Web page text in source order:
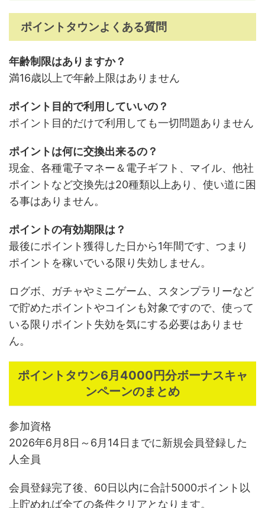
ポイントタウンよくある質問
年齢制限はありますか？
満16歳以上で年齢上限はありません
ポイント目的で利用していいの？
ポイント目的だけで利用しても一切問題ありません
ポイントは何に交換出来るの？
現金、各種電子マネー＆電子ギフト、マイル、他社
ポイントなど交換先は20種類以上あり、使い道に困
る事はありません。
ポイントの有効期限は？
最後にポイント獲得した日から1年間です、つまり
ポイントを稼いでいる限り失効しません。
ログボ、ガチャやミニゲーム、スタンプラリーなど
で貯めたポイントやコインも対象ですので、使って
いる限りポイント失効を気にする必要はありませ
ん。
ポイントタウン6月4000円分ボーナスキャ
ンペーンのまとめ
参加資格
2026年6月8日～6月14日までに新規会員登録した
人全員
会員登録完了後、60日以内に合計5000ポイント以
上貯めれば全ての条件クリアとなります。